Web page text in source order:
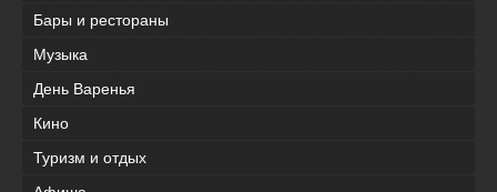
Бары и рестораны
Музыка
День Варенья
Кино
Туризм и отдых